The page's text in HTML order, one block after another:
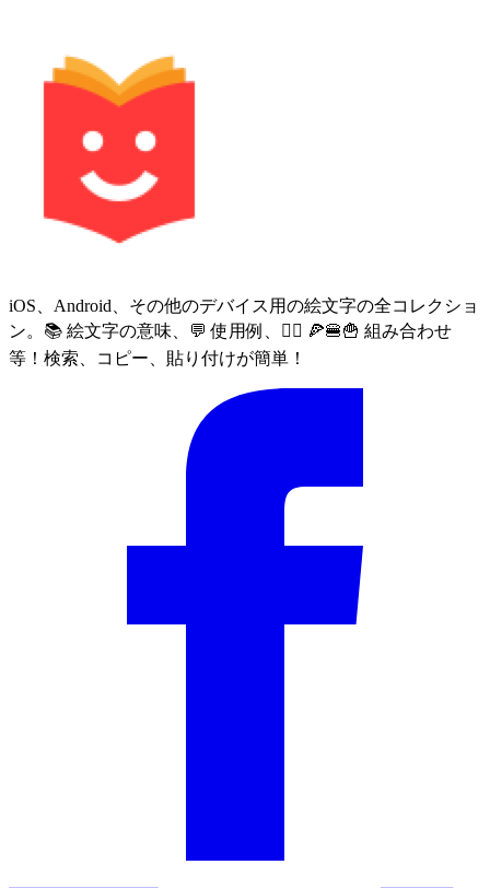
iOS、Android、その他のデバイス用の絵文字の全コレクショ
ン。📚 絵文字の意味、💬 使用例、🙅‍♀️ 🍕🍔🍟 組み合わせ
等！検索、コピー、貼り付けが簡単！